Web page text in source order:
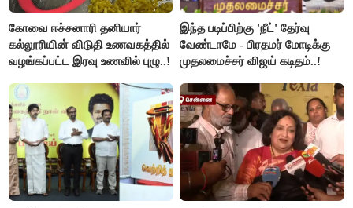
கோவை ஈச்சனாரி தனியார்
கல்லூரியின் விடுதி உணவகத்தில்
வழங்கப்பட்ட இரவு உணவில் புழு..!
இந்த படிப்பிற்கு 'நீட்' தேர்வு
வேண்டாமே - பிரதமர் மோடிக்கு
முதலமைச்சர் விஜய் கடிதம்..!